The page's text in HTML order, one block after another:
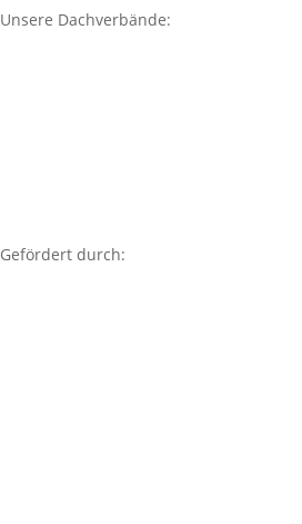
Unsere Dachverbände:
Gefördert durch: